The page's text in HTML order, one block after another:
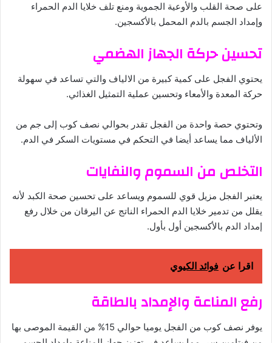
على صحة القلب والأوعية الجموية ومنع تلف خلايا الدم الحمراء
وإمداد الجسم بالدم المحمل بالأكسجين.
تحسين حركة الجهاز الهضمي
يحتوي الفجل على كمية كبيرة من الالياف والتي تساعد في سهولة
حركة المعدة والأمعاء وتحسين عملية التمثيل الغذائي.
وتحتوي حصة واحدة من الفجل تقدر بحوالي نصف كوب إلى جم من
الألياف مما يساعد أيضا في التحكم في مستويات السكر في الدم.
التخلص من السموم والنفايات
يعتبر الفجل مزيل قوي للسموم ويساعد على تحسين صحة الكبد لأنه
يقلل من تدمير خلايا الدم الحمراء الناتج عن اليرقان من خلال رفع
إمداد الدم بالأكسجين أول بأول.
اقرا عن فوائد الكيوي
رفع المناعة والإمداد بالطاقة
يوفر نصف كوب من الفجل يوميا حوالي 15% من القيمة الموصى بها